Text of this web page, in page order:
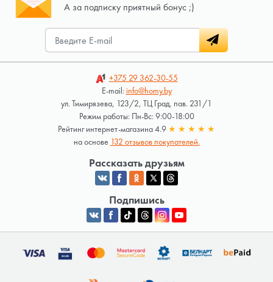
А за подписку приятный бонус ;)
+375 29362-30-55
E-mail:info@homy.by
ул. Тимирязева, 123/2, ТЦ Град, пав. 231/1
Режим работы: Пн-Вс: 9:00-18:00
Рейтинг интернет-магазина 4.9 ★ ★ ★ ★ ★
на основе 132 отзывов покупателей.
Рассказать друзьям
Подпишись